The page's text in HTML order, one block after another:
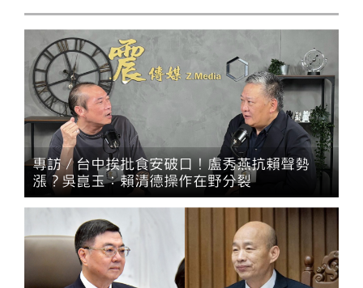
專訪／台中挨批食安破口！盧秀燕抗賴聲勢
漲？吳崑玉：賴清德操作在野分裂